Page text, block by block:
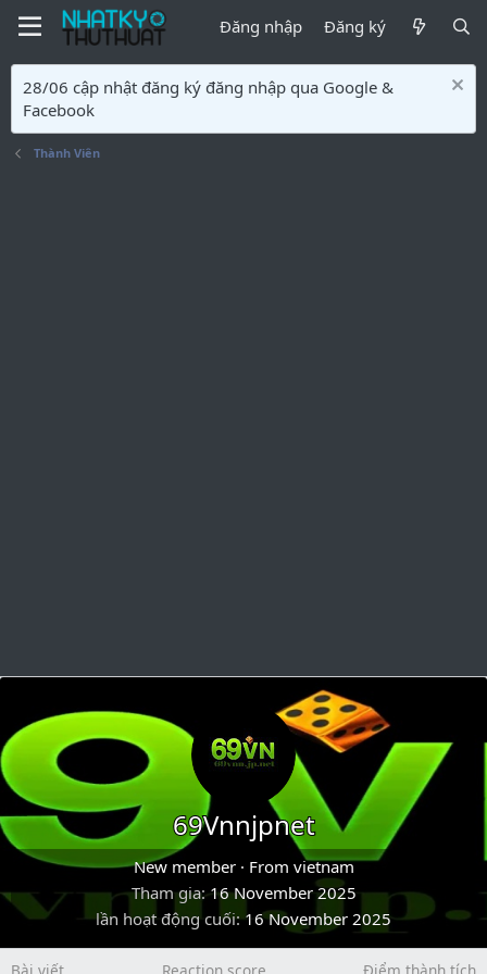
Đăng nhập Đăng ký
28/06 cập nhật đăng ký đăng nhập qua Google &
Facebook
Thành Viên
69Vnnjpnet
New member · From vietnam
Tham gia 16 November 2025
lần hoạt động cuối 16 November 2025